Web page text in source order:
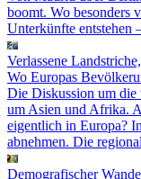
boomt. Wo besonders
Unterkünfte entstehen
Verlassene
Wo Europas
Die Diskussion um die
um Asien und Afrika.
eigentlich in Europa?
abnehmen. Die
Demografischer